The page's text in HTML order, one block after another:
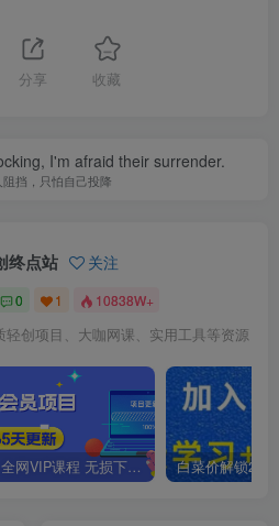
分享 收藏
I'm afraid their surrender.
挡，只怕自己投降
终点站 关注
0 1 10838W+
轻创项目、大咖网课、实用工具等资源
全网VIP课程 无损下载~.~